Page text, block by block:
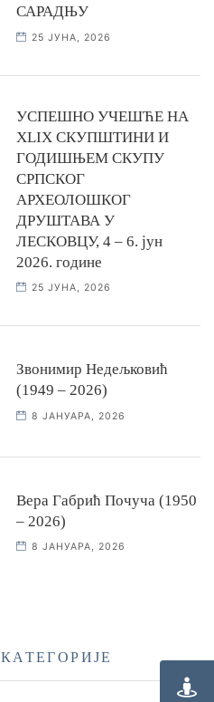
САРАДЊУ
25 ЈУНА, 2026
УСПЕШНО УЧЕШЋЕ НА
XLIX СКУПШТИНИ И
ГОДИШЊЕМ СКУПУ
СРПСКОГ
АРХЕОЛОШКОГ
ДРУШТАВА У
ЛЕСКОВЦУ, 4 – 6. јун
2026. године
25 ЈУНА, 2026
Звонимир Недељковић
(1949 – 2026)
8 ЈАНУАРА, 2026
Вера Габрић Почуча (1950
– 2026)
8 ЈАНУАРА, 2026
КАТЕГОРИЈЕ